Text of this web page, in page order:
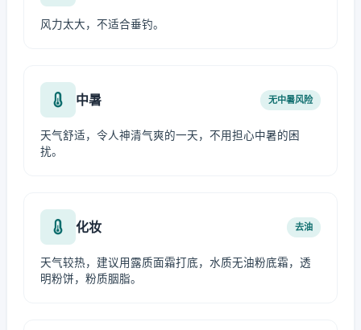
风力太大，不适合垂钓。
中暑 无中暑风险
天气舒适，令人神清气爽的一天，不用担心中暑的困
扰。
化妆 去油
天气较热，建议用露质面霜打底，水质无油粉底霜，透
明粉饼，粉质胭脂。